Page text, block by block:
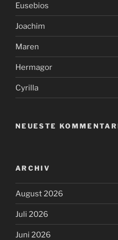
Eusebios
Joachim
Maren
Hermagor
Cyrilla
NEUESTE
ARCHIV
August 2026
Juli 2026
Juni 2026